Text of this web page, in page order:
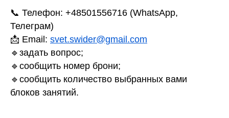
📞 Телефон: +48501556716 (WhatsApp,
Телеграм)
📩 Email: svet.swider@gmail.com
🔹задать вопрос;
🔹сообщить номер брони;
🔹сообщить количество выбранных вами
блоков занятий.